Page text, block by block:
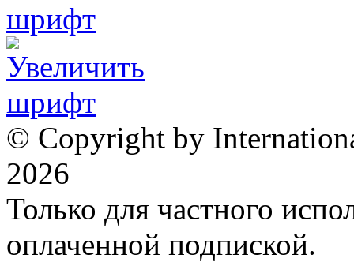
© Copyright by
2026
Только для частного
оплаченной подпиской.